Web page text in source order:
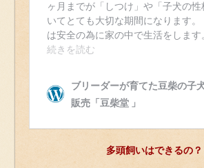
多頭飼いはできるの？